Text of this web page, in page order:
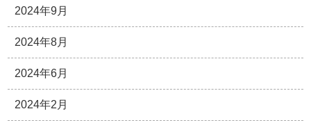
2024年9月
2024年8月
2024年6月
2024年2月